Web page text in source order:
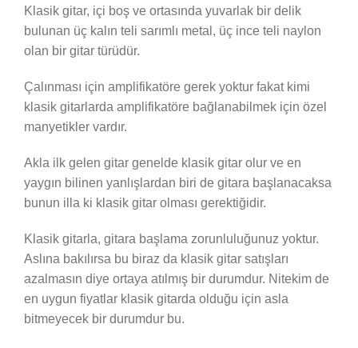
Klasik gitar, içi boş ve ortasında yuvarlak bir delik
bulunan üç kalın teli sarımlı metal, üç ince teli naylon
olan bir gitar türüdür.
Çalınması için amplifikatöre gerek yoktur fakat kimi
klasik gitarlarda amplifikatöre bağlanabilmek için özel
manyetikler vardır.
Akla ilk gelen gitar genelde klasik gitar olur ve en
yaygın bilinen yanlışlardan biri de gitara başlanacaksa
bunun illa ki klasik gitar olması gerektiğidir.
Klasik gitarla, gitara başlama zorunluluğunuz yoktur.
Aslına bakılırsa bu biraz da klasik gitar satışları
azalmasın diye ortaya atılmış bir durumdur. Nitekim de
en uygun fiyatlar klasik gitarda olduğu için asla
bitmeyecek bir durumdur bu.